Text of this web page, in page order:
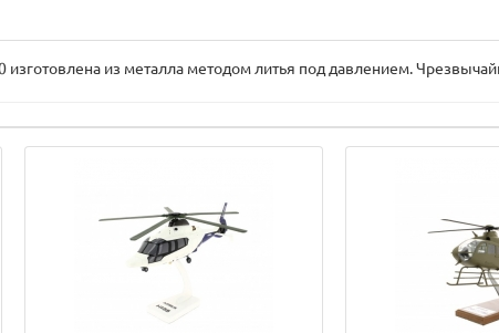
изготовлена ​​из металла методом литья под давлением.